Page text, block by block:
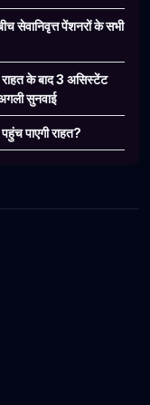
पेंशनरों के सभी
राहत के बाद 3 असिस्टेंट
सुनवाई
पाएगी राहत?